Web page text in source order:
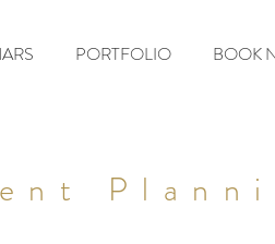
PORTFOLIO BOOK